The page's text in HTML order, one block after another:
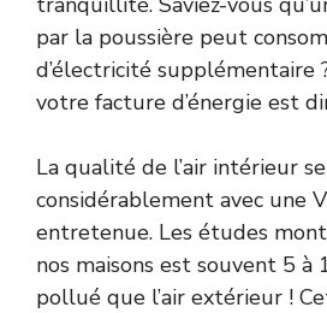
par la poussière peut
d’électricité supplémentaire
votre facture d’énergie est
La qualité de l’air intérieur
considérablement avec une
entretenue. Les études
nos maisons est souvent 5 à
pollué que l’air extérieur !